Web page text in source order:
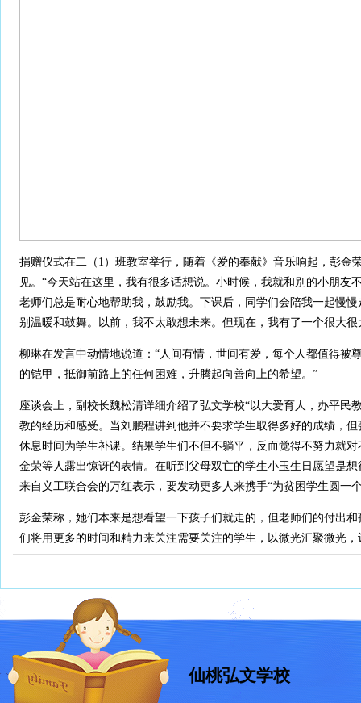
捐赠仪式在二（1）班教室举行，随着《爱的奉献》音乐响起，彭
见。“今天站在这里，我有很多话想说。小时候，我就和别的小朋
老师们总是耐心地帮助我，鼓励我。下课后，同学们会陪我一起慢
别温暖和鼓舞。以前，我不太敢想未来。但现在，我有了一个很大
柳琳在发言中动情地说道：“人间有情，世间有爱，每个人都值得
的铠甲，抵御前路上的任何困难，升腾起向善向上的希望。”
座谈会上，副校长魏松清详细介绍了弘文学校“以大爱育人，办平
教的经历和感受。当刘鹏程讲到他并不要求学生取得多好的成绩，
休息时间为学生补课。结果学生们不但不躺平，反而觉得不努力就
金荣等人露出惊讶的表情。在听到父母双亡的学生小玉生日愿望是
来自义工联合会的万红表示，要发动更多人来携手“为贫困学生圆一
彭金荣称，她们本来是想看望一下孩子们就走的，但老师们的付出
们将用更多的时间和精力来关注需要关注的学生，以微光汇聚微光
仙桃弘文学校